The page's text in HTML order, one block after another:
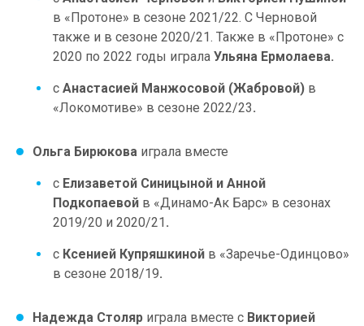
в «Протоне» в сезоне 2021/22. С Черновой
также и в сезоне 2020/21. Также в «Протоне» с
2020 по 2022 годы играла Ульяна Ермолаева.
с Анастасией Манжосовой (Жабровой) в
«Локомотиве» в сезоне 2022/23.
Ольга Бирюкова играла вместе
с Елизаветой Синицыной и Анной
Подкопаевой в «Динамо-Ак Барс» в сезонах
2019/20 и 2020/21.
с Ксенией Купряшкиной в «Заречье-Одинцово»
в сезоне 2018/19.
Надежда Столяр играла вместе с Викторией